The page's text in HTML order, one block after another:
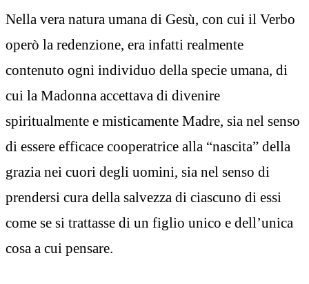
Nella vera natura umana di Gesù, con cui il Verbo
operò la redenzione, era infatti realmente
contenuto ogni individuo della specie umana, di
cui la Madonna accettava di divenire
spiritualmente e misticamente Madre, sia nel senso
di essere efficace cooperatrice alla “nascita” della
grazia nei cuori degli uomini, sia nel senso di
prendersi cura della salvezza di ciascuno di essi
come se si trattasse di un figlio unico e dell’unica
cosa a cui pensare.